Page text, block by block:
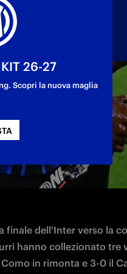
finale dell'Inter
finale dell'Inter verso la
hanno collezionato tre
in rimonta e 3-0 il
KIT 26-27
Scopri la nuova maglia